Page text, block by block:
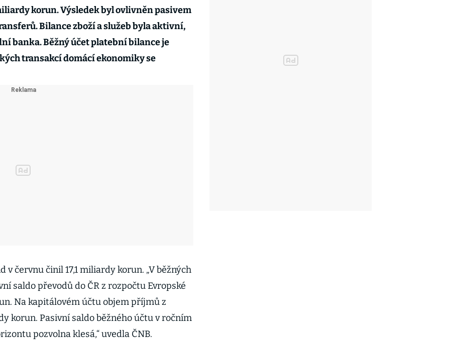
korun. Výsledek byl ovlivněn pasivem
Bilance zboží a služeb byla aktivní,
banka. Běžný účet platební bilance je
transakcí domácí ekonomiky se
v červnu činil 17,1 miliardy korun. „V běžných
saldo převodů do ČR z rozpočtu Evropské
Na kapitálovém účtu objem příjmů z
korun. Pasivní saldo běžného účtu v ročním
pozvolna klesá,“ uvedla ČNB.